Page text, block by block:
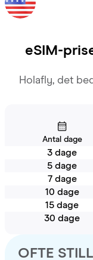
eSIM-
Holafly, det
Antal dage
3 dage
5 dage
7 dage
10 dage
15 dage
30 dage
OFTE